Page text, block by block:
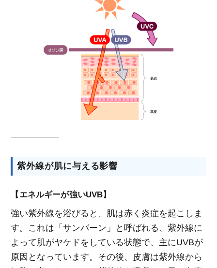
紫外線が肌に与える影響
【エネルギーが強いUVB】
強い紫外線を浴びると、肌は赤く炎症を起こしま
す。これは「サンバーン」と呼ばれる、紫外線に
よって肌がヤケドをしている状態で、主にUVBが
原因となっています。その後、皮膚は紫外線から